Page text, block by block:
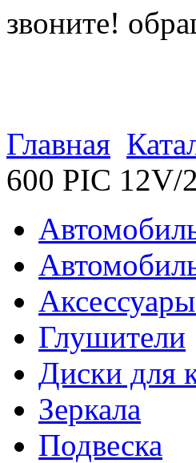
звоните!
Главная
600 PIC 12V/
Глушители
Диски для
Зеркала
Подвеска